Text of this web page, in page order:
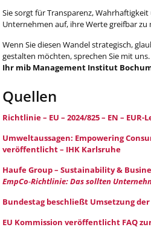
Sie sorgt für Transparenz,
Unternehmen auf, ihre Werte greifbar zu
Wenn Sie diesen Wandel strategisch,
gestalten möchten, sprechen Sie mit uns.
Ihr mib Management Institut
Quellen
Richtlinie – EU – 2024/825 – EN – EUR-
Umweltaussagen: Empowering
veröffentlicht – IHK Karlsruhe
Haufe Group – Sustainability &
EmpCo‑Richtlinie: Das sollten
Bundestag beschließt Umsetzung
EU Kommission veröffentlicht FAQ